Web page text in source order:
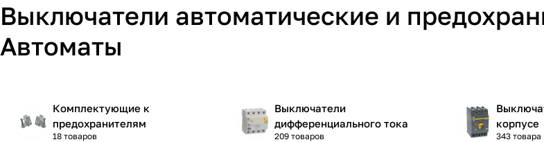
Выключатели автоматические и
Автоматы
Комплектующие к
предохранителям
18 товаров
Выключатели
дифференциального тока
209 товаров
корпусе
343 товара